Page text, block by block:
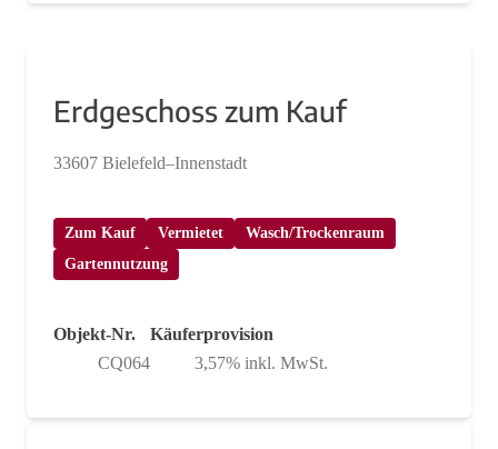
Erdgeschoss zum Kauf
33607 Bielefeld–Innenstadt
Zum Kauf Vermietet
Wasch/Trockenraum
Gartennutzung
Objekt-Nr.
CQ064
Käuferprovision
3,57% inkl. MwSt.